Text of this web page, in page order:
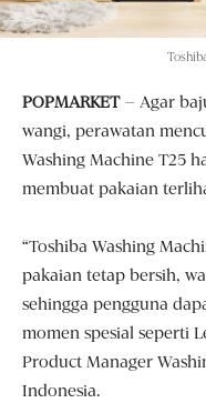
POPMARKET– Agar
wangi, perawatan
Washing Machine T25
membuat pakaian
“Toshiba Washing
pakaian tetap bersih,
sehingga pengguna
momen spesial seperti
Product Manager
Indonesia.